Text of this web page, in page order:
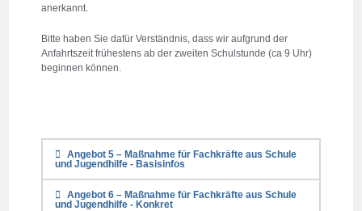
anerkannt.
Bitte haben Sie dafür Verständnis, dass wir aufgrund der
Anfahrtszeit frühestens ab der zweiten Schulstunde (ca 9 Uhr)
beginnen können.
Angebot 5 – Maßnahme für Fachkräfte aus Schule
und Jugendhilfe - Basisinfos
Angebot 6 – Maßnahme für Fachkräfte aus Schule
und Jugendhilfe - Konkret